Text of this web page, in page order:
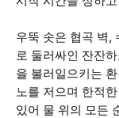
우뚝 솟은 협곡 벽,
로 둘러싸인 잔잔
을 불러일으키는
노를 저으며 한적
있어 물 위의 모든